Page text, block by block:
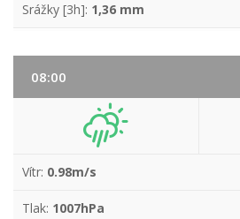
Srážky [3h]: 1,36 mm
08:00
Vítr: 0.98m/s
Tlak: 1007hPa